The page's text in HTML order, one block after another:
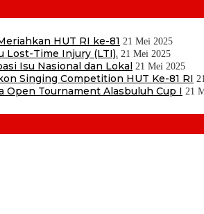
HUT RI ke-81 21 Mei 2025
Lost-Time Injury (LTI). 21 Mei 2025
Isu Nasional dan Lokal 21 Mei 2025
Singing Competition HUT Ke-81 RI
Open Tournament Alasbuluh Cup I 21